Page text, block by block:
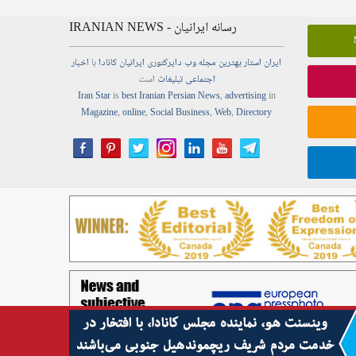
IRANIAN NEWS - رسانه ایرانیان
ایران استاربهترین مجلهوب دایرکتوری ایرانیان کانادابا اخبار
اجتماعی تبلیغات است
Iran Starisbest Iranian PersianNews,advertisingin
Magazine,online,Social Business,Web,Directory
Copyright © Best Iranian Persian Canadian news ads media